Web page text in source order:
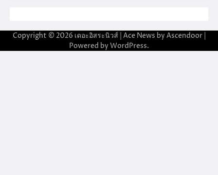
Copyright © 2026 เดอะอิสระนิวส์ | Ace News by Ascendoor|
Powered by WordPress.